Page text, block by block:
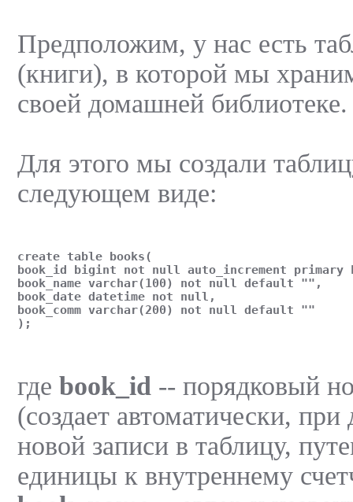
Предположим, у нас есть
(книги), в которой мы
своей домашней библиотеке.
Для этого мы создали
следующем виде:
create table books(
book_id bigint not null auto_increment primary
book_name varchar(100) not null default "",
book_date datetime not null,
book_comm varchar(200) not null default ""
);
где book_id -- порядковый
(создает автоматически, при
новой записи в таблицу,
единицы к внутреннему